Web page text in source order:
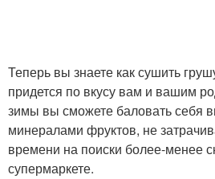
Теперь вы знаете как сушить
придется по вкусу вам и вашим
зимы вы сможете баловать себя
минералами фруктов, не
времени на поиски более-менее
супермаркете.